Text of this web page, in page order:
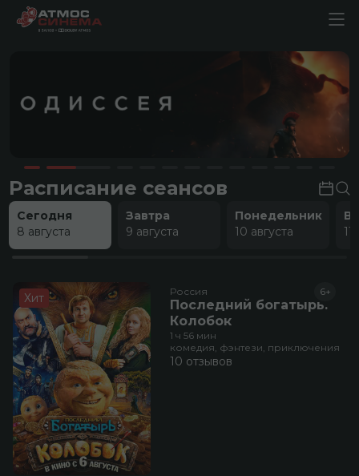
Расписание сеансов
Сегодня
8 августа
Завтра
9 августа
Понедельник
10 августа
11
Хит Россия
Последний богатырь.
Колобок
6+
1 ч 56 мин
комедия, фэнтези, приключения
10 отзывов